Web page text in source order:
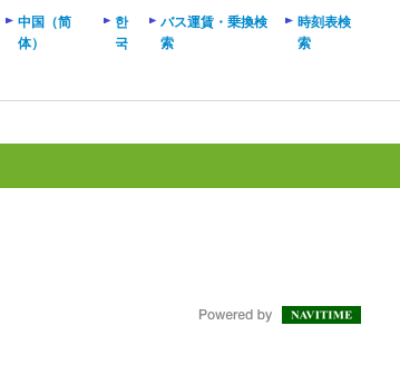
中国（简
体）
한
국
バス運賃・乗換検
索
時刻表検
索